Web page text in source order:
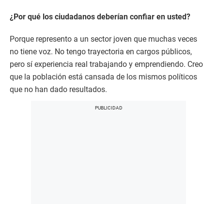
¿Por qué los ciudadanos deberían confiar en usted?
Porque represento a un sector joven que muchas veces
no tiene voz. No tengo trayectoria en cargos públicos,
pero sí experiencia real trabajando y emprendiendo. Creo
que la población está cansada de los mismos políticos
que no han dado resultados.